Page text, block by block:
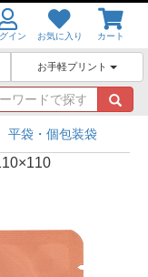
イン お気に入り カート
お手軽プリント
キ
ー
ワ
ー
ド
平袋・個包装袋